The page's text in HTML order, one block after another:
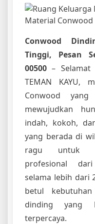
Conwood
Tinggi, Pesan
00500 –
TEMAN KAYU,
Conwood
mewujudkan
indah, kokoh,
yang berada di
ragu untuk
profesional
selama lebih dari
betul
dinding yang
terpercaya.